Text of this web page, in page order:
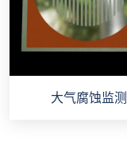
大气腐蚀监测